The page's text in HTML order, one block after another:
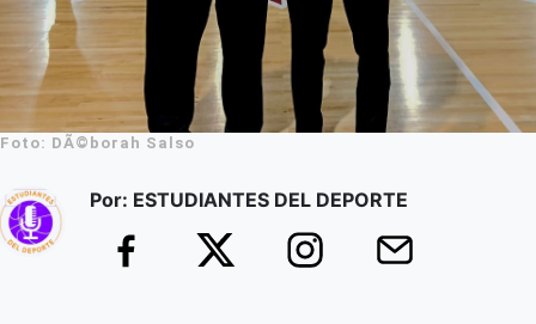
Foto: DÃ©borah Salso
Por: ESTUDIANTES DEL DEPORTE